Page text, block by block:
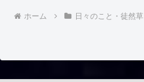
ホーム 日々のこと・徒然草